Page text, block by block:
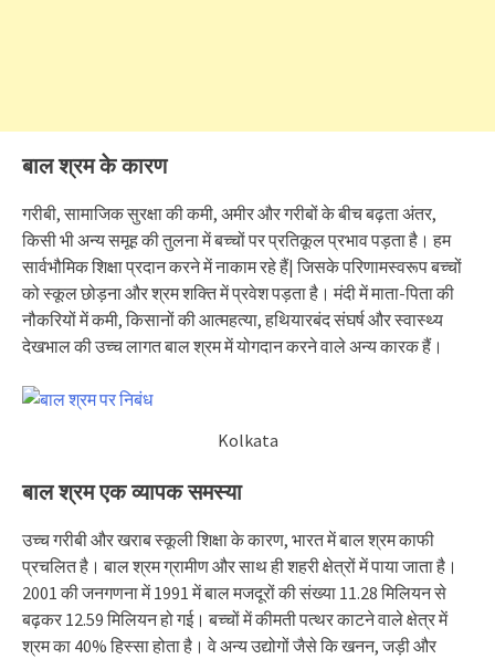
बाल श्रम के कारण
गरीबी, सामाजिक सुरक्षा की कमी, अमीर और गरीबों के बीच बढ़ता अंतर,
किसी भी अन्य समूह की तुलना में बच्चों पर प्रतिकूल प्रभाव पड़ता है। हम
सार्वभौमिक शिक्षा प्रदान करने में नाकाम रहे हैं| जिसके परिणामस्वरूप बच्चों
को स्कूल छोड़ना और श्रम शक्ति में प्रवेश पड़ता है। मंदी में माता-पिता की
नौकरियों में कमी, किसानों की आत्महत्या, हथियारबंद संघर्ष और स्वास्थ्य
देखभाल की उच्च लागत बाल श्रम में योगदान करने वाले अन्य कारक हैं।
Kolkata
बाल श्रम एक व्यापक समस्या
उच्च गरीबी और खराब स्कूली शिक्षा के कारण, भारत में बाल श्रम काफी
प्रचलित है। बाल श्रम ग्रामीण और साथ ही शहरी क्षेत्रों में पाया जाता है।
2001 की जनगणना में 1991 में बाल मजदूरों की संख्या 11.28 मिलियन से
बढ़कर 12.59 मिलियन हो गई। बच्चों में कीमती पत्थर काटने वाले क्षेत्र में
श्रम का 40% हिस्सा होता है। वे अन्य उद्योगों जैसे कि खनन, जड़ी और